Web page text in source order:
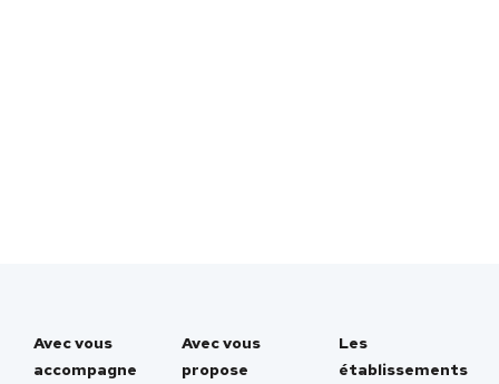
Avec vous
accompagne
Avec vous
propose
Les
établissements